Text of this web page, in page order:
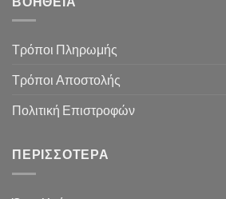
Τρόποι Πληρωμής
Τρόποι Αποστολής
Πολιτική Επιστροφών
ΠΕΡΙΣΣΌΤΕΡΑ